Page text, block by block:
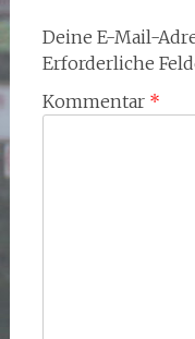
Deine E-Mail-
Erforderliche
Kommentar *